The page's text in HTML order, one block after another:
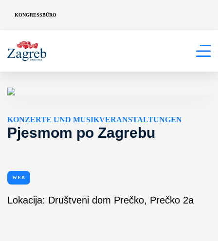
KONGRESSBÜRO
KONZERTE UND MUSIKVERANSTALTUNGEN
Pjesmom po Zagrebu
WEB
Lokacija: Društveni dom Prečko, Prečko 2a